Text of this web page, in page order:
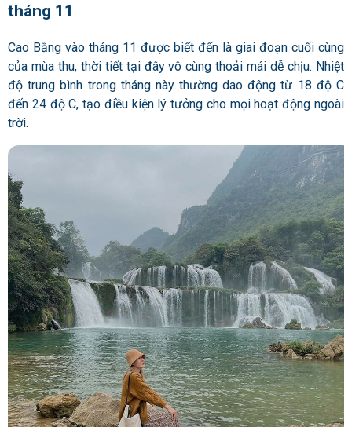
tháng 11
Cao Bằng vào tháng 11 được biết đến là giai đoạn cuối cùng
của mùa thu, thời tiết tại đây vô cùng thoải mái dễ chịu. Nhiệt
độ trung bình trong tháng này thường dao động từ 18 độ C
đến 24 độ C, tạo điều kiện lý tưởng cho mọi hoạt động ngoài
trời.